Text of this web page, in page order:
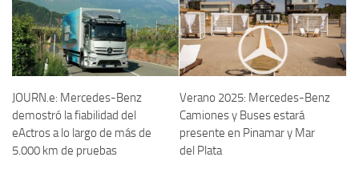
JOURN.e: Mercedes-Benz
demostró la fiabilidad del
eActros a lo largo de más de
5.000 km de pruebas
Verano 2025: Mercedes-Benz
Camiones y Buses estará
presente en Pinamar y Mar
del Plata